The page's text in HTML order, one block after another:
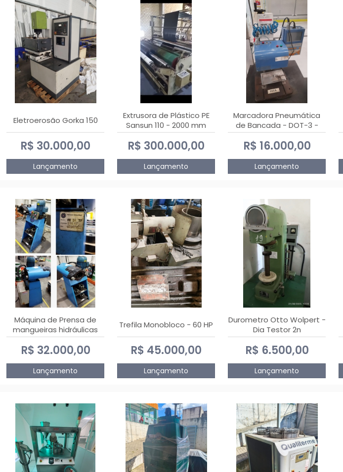
Eletroerosão Gorka 150
R$ 30.000,00
Lançamento
Extrusora de Plástico PE
Sansun 110 - 2000 mm
R$ 300.000,00
Lançamento
Marcadora Pneumática
de Bancada - DOT-3 -
Usada
R$ 16.000,00
Lançamento
Máquina de Prensa de
mangueiras hidráulicas
PE50TF - 2017
R$ 32.000,00
Lançamento
Trefila Monobloco - 60 HP
R$ 45.000,00
Lançamento
Durometro Otto Wolpert -
Dia Testor 2n
R$ 6.500,00
Lançamento